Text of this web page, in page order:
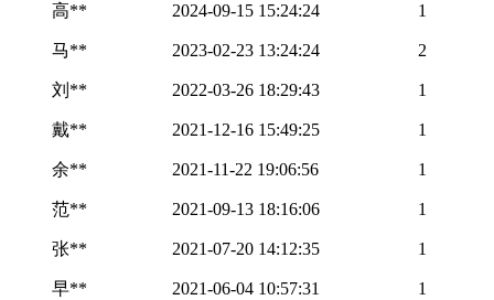
高** 2024-09-15 15:24:24 1
马** 2023-02-23 13:24:24 2
刘** 2022-03-26 18:29:43 1
戴** 2021-12-16 15:49:25 1
余** 2021-11-22 19:06:56 1
范** 2021-09-13 18:16:06 1
张** 2021-07-20 14:12:35 1
早** 2021-06-04 10:57:31 1